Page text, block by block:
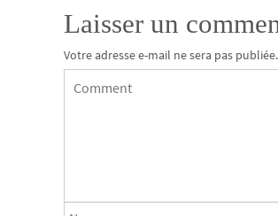
Laisser un
Votre adresse e-mail ne sera pas publiée.